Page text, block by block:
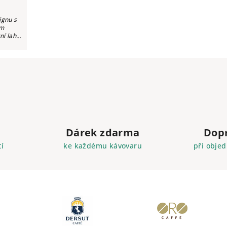
Dárek zdarma
ke každému kávovaru při
s
lahve